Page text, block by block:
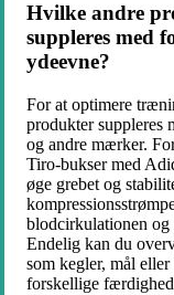
Hvilke andre
suppleres med
ydeevne?
For at optimere
produkter suppleres
og andre mærker.
Tiro-bukser med
øge grebet og
blodcirkulationen
Endelig kan du
som kegler, mål
forskellige